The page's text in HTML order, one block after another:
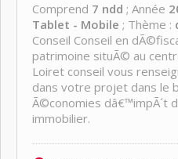
Comprend 7 ndd ; Année
Tablet - Mobile ; Thème :
Conseil Conseil en
patrimoine situÃ© au
Loiret conseil vous
dans votre projet dans le
Ã©conomies dâ€™impÃ´t
immobilier.